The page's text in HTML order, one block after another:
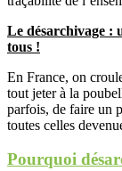
Le désarchivage :
tous !
En France, on
tout jeter à la
parfois, de faire un
toutes celles
Pourquoi